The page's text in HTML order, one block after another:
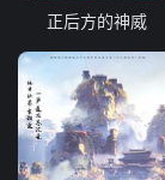
正后方的神威